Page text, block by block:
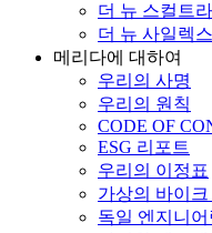
더 뉴 스컬트
더 뉴 사일렉스
메리다에 대하여
우리의 사명
우리의 원칙
CODE OF
ESG 리포트
우리의 이정표
가상의 바이크
독일 엔지니